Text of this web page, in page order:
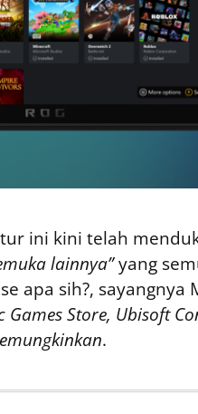
ini kini telah
lainnya”yang
apa sih?,
Games Store, Ubisoft
.